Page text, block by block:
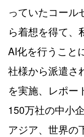
っていたコール
ら着想を得て、
AI化を行うこと
社様から派遣さ
を実施、レポー
150万社の中小
アジア、世界の